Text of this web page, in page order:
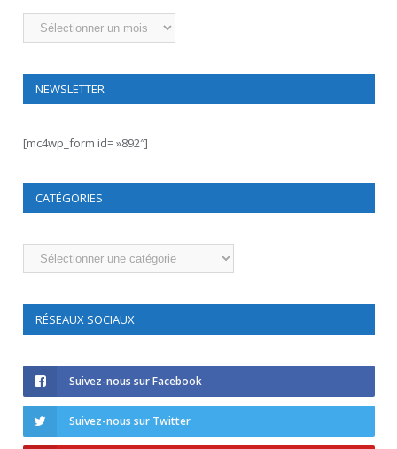
Archives
NEWSLETTER
[mc4wp_form id= »892″]
CATÉGORIES
Catégories
RÉSEAUX SOCIAUX
Suivez-nous sur Facebook
Suivez-nous sur Twitter